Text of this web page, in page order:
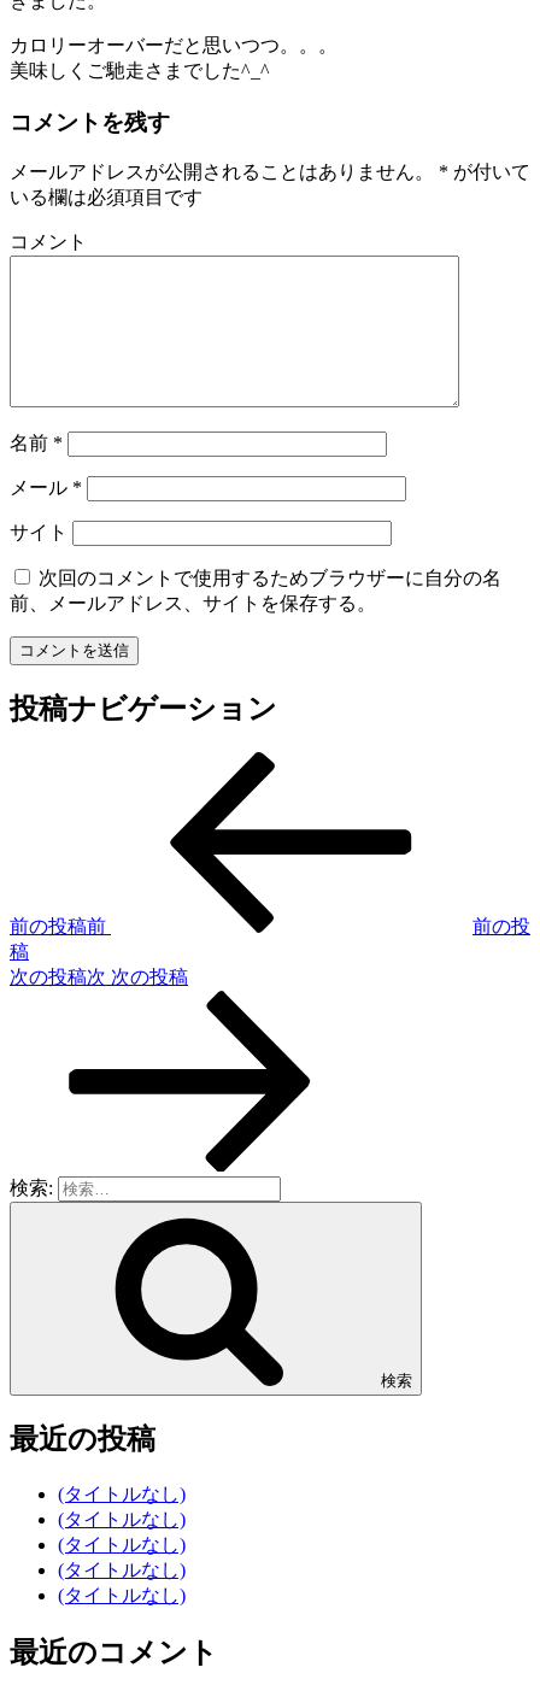
カロリーオーバーだと思いつつ。。。
美味しくご馳走さまでした^_^
コメントを残す
メールアドレスが公開されることはありません。 * が付いて
いる欄は必須項目です
コメント
名前 *
メール *
サイト
次回のコメントで使用するためブラウザーに自分の名
前、メールアドレス、サイトを保存する。
投稿ナビゲーション
前の投稿前
前の投
稿
次の投稿次 次の投稿
検索:
検索
最近の投稿
(タイトルなし)
(タイトルなし)
(タイトルなし)
(タイトルなし)
(タイトルなし)
最近のコメント